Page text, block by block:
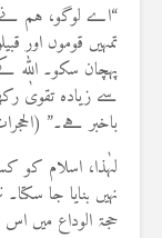
“اے لوگو، ہم نے
تمہیں قوموں اور
پہچان سکو۔
سے زیادہ تقویٰ
باخبر ہے۔” (الحجرات
لہٰذا، اسلام کو
نہیں بنایا جا
حجۃ الوداع میں اس